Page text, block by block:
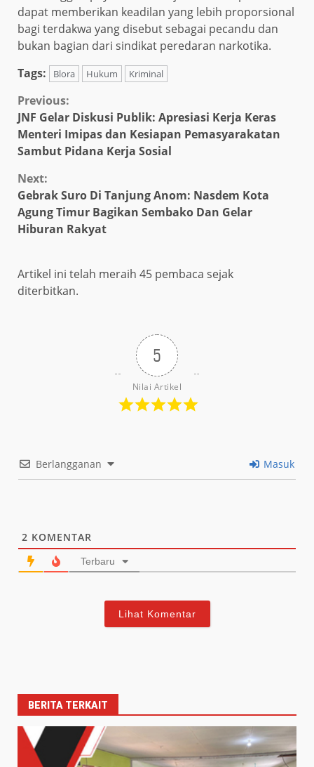
dapat memberikan keadilan yang lebih proporsional
bagi terdakwa yang disebut sebagai pecandu dan
bukan bagian dari sindikat peredaran narkotika.
Tags:
Blora Hukum Kriminal
Continue
Reading
Previous:
JNF Gelar Diskusi Publik: Apresiasi Kerja Keras
Menteri Imipas dan Kesiapan Pemasyarakatan
Sambut Pidana Kerja Sosial
Next:
Gebrak Suro Di Tanjung Anom: Nasdem Kota
Agung Timur Bagikan Sembako Dan Gelar
Hiburan Rakyat
Artikel ini telah meraih 45 pembaca sejak
diterbitkan.
5
Nilai Artikel
Berlangganan Masuk
2 KOMENTAR
Terbaru
Lihat Komentar
BERITA TERKAIT